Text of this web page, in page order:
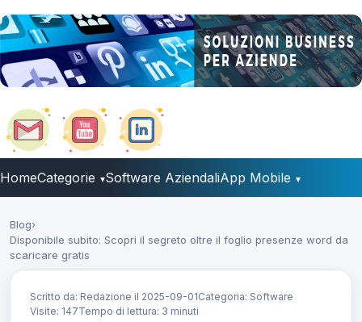
HomeCategorie Software AziendaliApp Mobile
Blog›
Disponibile subito: Scopri il segreto oltre il foglio presenze word da
scaricare gratis
Scritto da: Redazione il 2025-09-01Categoria: Software
Visite: 147Tempo di lettura: 3 minuti